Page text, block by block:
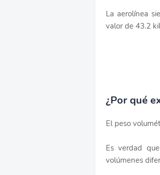
La aerolínea
valor de 43.2
¿Por qué
El peso
Es verdad
volúmenes